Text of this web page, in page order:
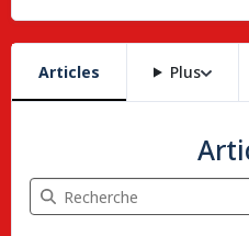
Articles Plus
Recherche Articles